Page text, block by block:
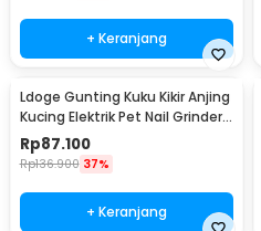
+ Keranjang
Ldoge Gunting Kuku Kikir Anjing
Kucing Elektrik Pet Nail Grinder -
LX01
Rp87.100
Rp136.900 37%
+ Keranjang